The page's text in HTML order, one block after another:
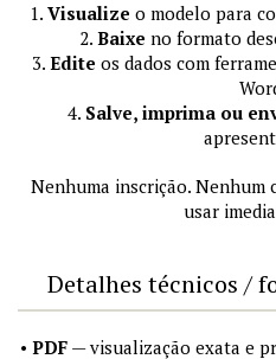
1. Visualize o modelo para
2. Baixe no formato
3. Edite os dados com
4. Salve, imprima ou
Nenhuma inscrição.
usar
Detalhes técnicos /
• PDF— visualização exata e